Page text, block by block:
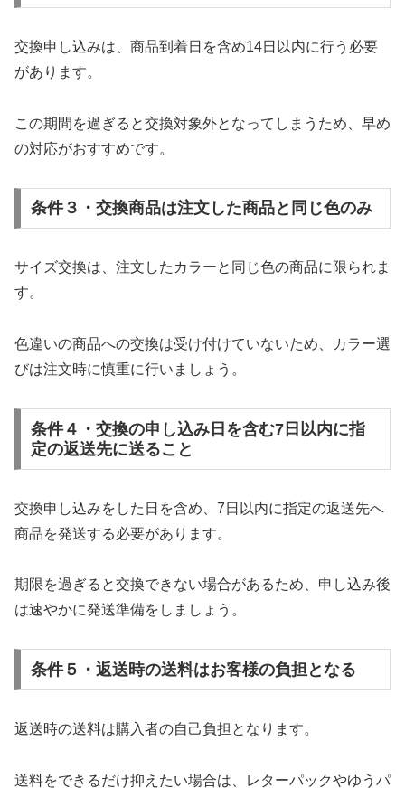
交換申し込みは、商品到着日を含め14日以内に行う必要
があります。
この期間を過ぎると交換対象外となってしまうため、早め
の対応がおすすめです。
条件３・交換商品は注文した商品と同じ色のみ
サイズ交換は、注文したカラーと同じ色の商品に限られま
す。
色違いの商品への交換は受け付けていないため、カラー選
びは注文時に慎重に行いましょう。
条件４・交換の申し込み日を含む7日以内に指
定の返送先に送ること
交換申し込みをした日を含め、7日以内に指定の返送先へ
商品を発送する必要があります。
期限を過ぎると交換できない場合があるため、申し込み後
は速やかに発送準備をしましょう。
条件５・返送時の送料はお客様の負担となる
返送時の送料は購入者の自己負担となります。
送料をできるだけ抑えたい場合は、レターパックやゆうパ